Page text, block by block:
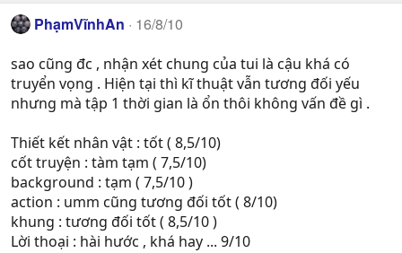
PhạmVĩnhAn 16/8/10
sao cũng đc , nhận xét chung của tui là cậu khá có
truyển vọng . Hiện tại thì kĩ thuật vẫn tương đối yếu
nhưng mà tập 1 thời gian là ổn thôi không vấn đề gì .
Thiết kết nhân vật : tốt ( 8,5/10)
cốt truyện : tàm tạm ( 7,5/10)
background : tạm ( 7,5/10 )
action : umm cũng tương đối tốt ( 8/10)
khung : tương đối tốt ( 8,5/10 )
Lời thoại : hài hước , khá hay ... 9/10